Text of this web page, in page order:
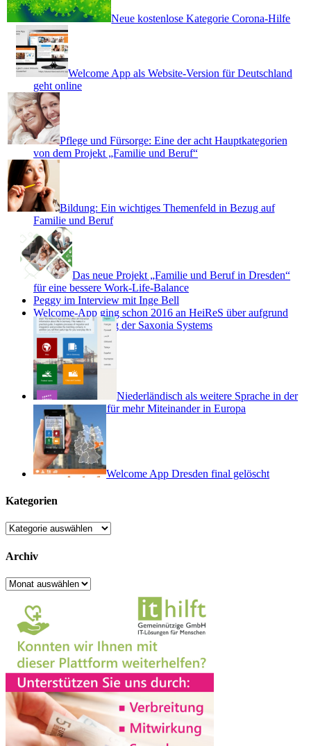
Neue kostenlose Kategorie Corona-Hilfe
Welcome App als Website-Version für Deutschland
geht online
Pflege und Fürsorge: Eine der acht Hauptkategorien
von dem Projekt „Familie und Beruf“
Bildung: Ein wichtiges Themenfeld in Bezug auf
Familie und Beruf
Das neue Projekt „Familie und Beruf in Dresden“
für eine bessere Work-Life-Balance
Peggy im Interview mit Inge Bell
Welcome-App ging schon 2016 an HeiReS über aufgrund
von Projektausstieg der Saxonia Systems
Niederländisch als weitere Sprache in der
Welcome App – für mehr Miteinander in Europa
Welcome App Dresden final gelöscht
Kategorien
Kategorien
Archiv
Archiv